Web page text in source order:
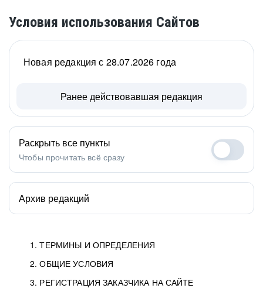
Условия использования Сайтов
1. ТЕРМИНЫ И ОПРЕДЕЛЕНИЯ
2. ОБЩИЕ УСЛОВИЯ
3. РЕГИСТРАЦИЯ ЗАКАЗЧИКА НА САЙТЕ
Новая редакция с 28.07.2026 года
Ранее действовавшая редакция
Раскрыть все пункты
Чтобы прочитать всё сразу
Архив редакций